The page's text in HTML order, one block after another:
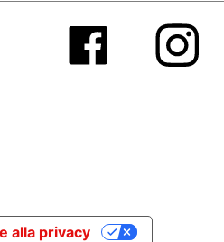
alla privacy